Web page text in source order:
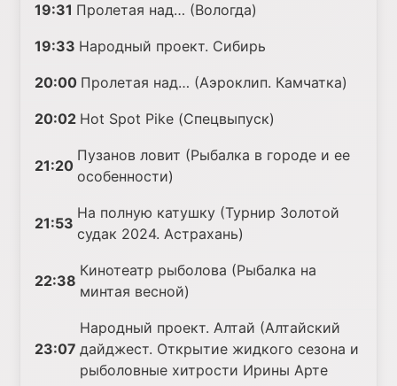
19:31 Пролетая над… (Вологда)
19:33 Народный проект. Сибирь
20:00 Пролетая над… (Аэроклип. Камчатка)
20:02 Hot Spot Pike (Спецвыпуск)
21:20
Пузанов ловит (Рыбалка в городе и ее
особенности)
21:53
На полную катушку (Турнир Золотой
судак 2024. Астрахань)
22:38
Кинотеатр рыболова (Рыбалка на
минтая весной)
23:07
Народный проект. Алтай (Алтайский
дайджест. Открытие жидкого сезона и
рыболовные хитрости Ирины Арте